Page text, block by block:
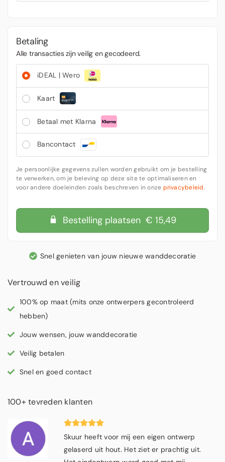
Betaling
Alle transacties zijn veilig en gecodeerd.
iDEAL | Wero
Kaart
Betaal met Klarna
Bancontact
Je persoonlijke gegevens zullen worden gebruikt om je bestelling
te verwerken, om je beleving op deze site te optimaliseren en
voor andere doeleinden zoals beschreven in onze privacybeleid.
Bestelling plaatsen € 15,49
Snel genieten van jouw nieuwe wanddecoratie
Vertrouwd en veilig
100% op maat (mits onze ontwerpers gecontroleerd
hebben)
Jouw wensen, jouw wanddecoratie
Veilig betalen
Snel en goed contact
100+ tevreden klanten
Skuur heeft voor mij een eigen ontwerp
gelaserd uit hout. Het ziet er prachtig uit.